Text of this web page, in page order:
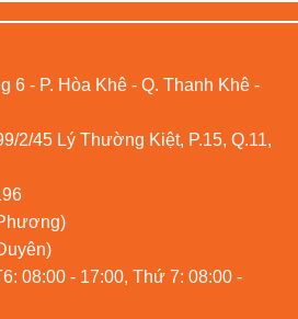
6 - P. Hòa Khê - Q. Thanh Khê -
2/45 Lý Thường Kiệt, P.15, Q.11,
08:00 - 17:00, Thứ 7: 08:00 -